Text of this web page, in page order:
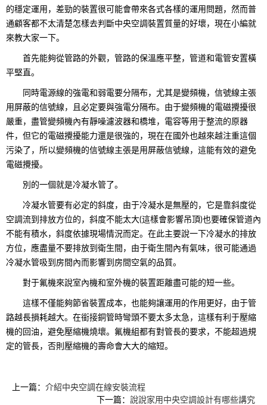
的穩定運用，差勁的裝置很可能會帶來各式各樣的運用問題，然而普
通顧客都不太清楚怎樣去判斷中央空調裝置質量的好壞，現在小編就
來教大家一下。
首先能夠從管路的外觀，管路的保溫應平整，管道和電管安置橫
平堅直。
同時電源線的強電和弱電要分隔布，尤其是變頻機，信號線主張
用屏蔽的信號線，且必定要與強電分隔布。由于變頻機的電磁攪擾很
嚴重，盡管變頻機內有靜噪濾波器和橋堆，電容等用于整流的原器
件，但它的電磁攪擾能力還是很強的，現在在國外也越來越注重這個
污染了，所以變頻機的信號線主張是用屏蔽信號線，這能有效的避免
電磁攪擾。
別的一個就是冷凝水管了。
冷凝水管要有必定的斜度，由于冷凝水是無壓的，它是靠斜度從
空調流到排放方位的，斜度不能太大(這樣會影響吊頂)也要確保管道內
不能有積水，斜度依據現場情況而定。在此主要說一下冷凝水的排放
方位，應盡量不要排放到衛生間，由于衛生間內有氣味，很可能通過
冷凝水管吸到房間內而影響到房間空氣的品質。
對于氟機來說室內機和室外機的裝置距離盡可能的短一些。
這樣不僅能夠節省裝置成本，也能夠讓運用的作用更好，由于管
路越長損耗越大。在銜接銅管時彎頭不要太多太急，這樣有利于壓縮
機的回油，避免壓縮機燒壞。氟機組都有對管長的要求，不能超過規
定的管長，否則壓縮機的壽命會大大的縮短。
上一篇： 介紹中央空調在線安裝流程
下一篇： 說說家用中央空調設計有哪些講究